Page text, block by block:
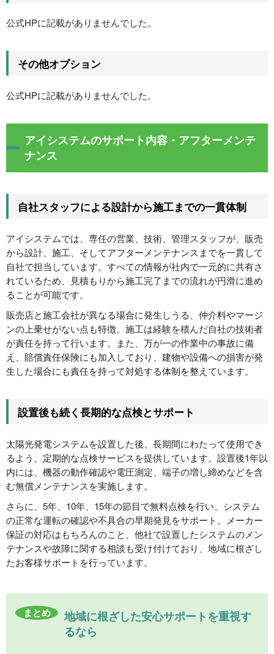
公式HPに記載がありませんでした。
その他オプション
公式HPに記載がありませんでした。
アイシステムのサポート内容・アフターメンテ
ナンス
自社スタッフによる設計から施工までの一貫体制
アイシステムでは、専任の営業、技術、管理スタッフが、販売
から設計、施工、そしてアフターメンテナンスまでを一貫して
自社で担当しています。すべての情報が社内で一元的に共有さ
れているため、見積もりから施工完了までの流れが円滑に進め
ることが可能です。
販売店と施工会社が異なる場合に発生しうる、仲介料やマージ
ンの上乗せがない点も特徴。施工は経験を積んだ自社の技術者
が責任を持って行います。また、万が一の作業中の事故に備
え、賠償責任保険にも加入しており、建物や設備への損害が発
生した場合にも責任を持って対処する体制を整えています。
設置後も続く長期的な点検とサポート
太陽光発電システムを設置した後、長期間にわたって使用でき
るよう、定期的な点検サービスを提供しています。設置後1年以
内には、機器の動作確認や電圧測定、端子の増し締めなどを含
む無償メンテナンスを実施します。
さらに、5年、10年、15年の節目で無料点検を行い、システム
の正常な運転の確認や不具合の早期発見をサポート。メーカー
保証の対応はもちろんのこと、他社で設置したシステムのメン
テナンスや故障に関する相談も受け付けており、地域に根ざし
たお客様サポートを行っています。
まとめ
地域に根ざした安心サポートを重視す
るなら